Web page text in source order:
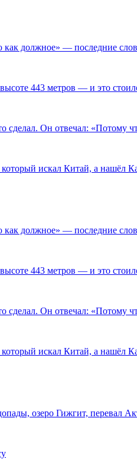
должное» — последние
443 метров — и это
сделал. Он отвечал: «Потому
искал Китай, а нашёл
должное» — последние
443 метров — и это
сделал. Он отвечал: «Потому
искал Китай, а нашёл
озеро Гижгит, перевал